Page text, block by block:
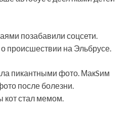
позабавили соцсети.
происшествии на Эльбрусе.
пикантными фото. МакSим
после болезни.
стал мемом.